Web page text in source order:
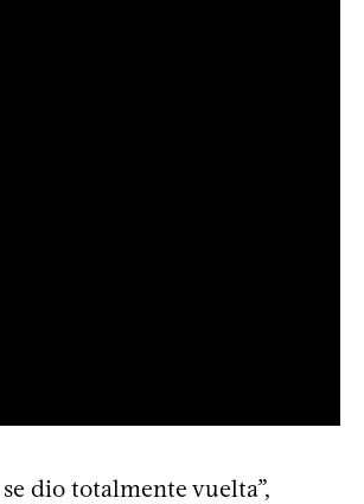
dio totalmente vuelta”,